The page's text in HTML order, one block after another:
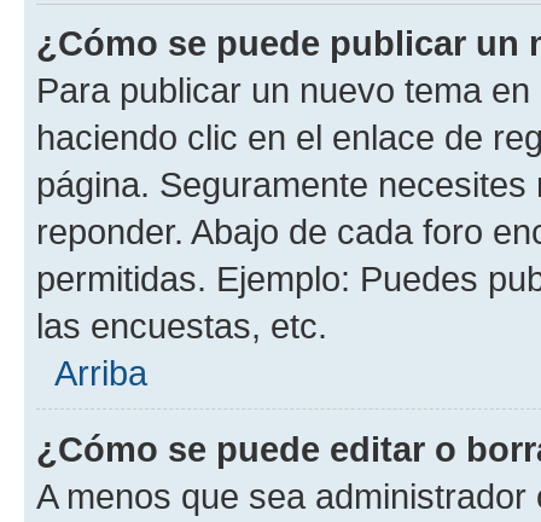
¿Cómo se puede publicar un
Para publicar un nuevo tema
haciendo clic en el enlace de
página. Seguramente
reponder. Abajo de cada foro
permitidas. Ejemplo: Puedes
las encuestas, etc.
Arriba
¿Cómo se puede editar o
A menos que sea